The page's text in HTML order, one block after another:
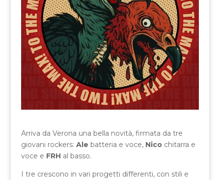
Arriva da Verona una bella novità, firmata da tre
giovani rockers: Ale batteria e voce, Nicochitarra e
voce e FRH al basso.
I tre crescono in vari progetti differenti, con stili e